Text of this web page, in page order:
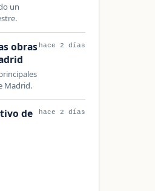
un
obras
Madrid.
hace 2 días
de
hace 2 días